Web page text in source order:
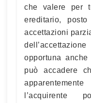
che valere per
ereditario,
accettazioni
opportuna
può accadere
l’acquirente